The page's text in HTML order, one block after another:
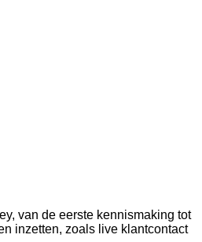
van de eerste kennismaking tot
inzetten, zoals live klantcontact